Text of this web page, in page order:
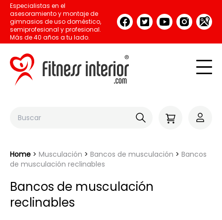
Especialistas en el
asesoramiento y montaje de
gimnasios de uso doméstico,
semiprofesional y profesional.
Más de 40 años a tu lado.
Home Musculación Bancos de musculación
Bancos
de musculación reclinables
Bancos de musculación
reclinables